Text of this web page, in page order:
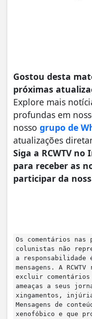
Gostou desta
próximas
Explore mais
profundas em
nosso grupo de
atualizações
Siga a RCWTV
para receber as
participar da
Os comentários nas
colunistas não
a responsabilidade
mensagens. A
excluir comentários
ameaças a seus
xingamentos,
Mensagens de
xenofóbico e que